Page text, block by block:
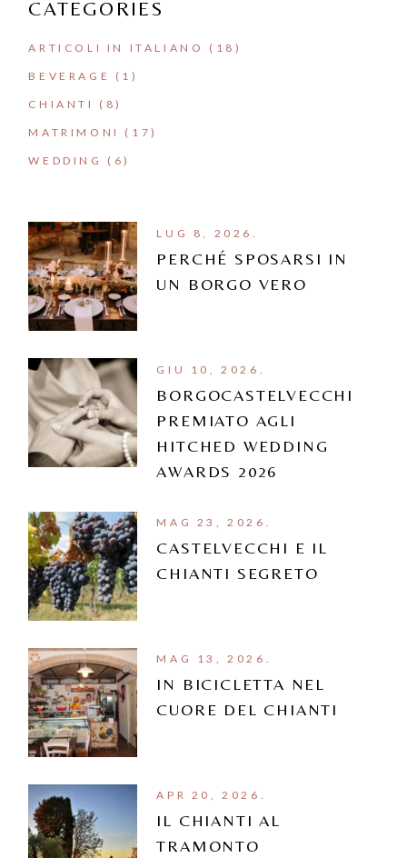
CATEGORIES
ARTICOLI IN ITALIANO (18)
BEVERAGE (1)
CHIANTI (8)
MATRIMONI (17)
WEDDING (6)
LUG 8, 2026.
PERCHÉ SPOSARSI IN
UN BORGO VERO
GIU 10, 2026.
BORGOCASTELVECCHI
PREMIATO AGLI
HITCHED WEDDING
AWARDS 2026
MAG 23, 2026.
CASTELVECCHI E IL
CHIANTI SEGRETO
MAG 13, 2026.
IN BICICLETTA NEL
CUORE DEL CHIANTI
APR 20, 2026.
IL CHIANTI AL
TRAMONTO